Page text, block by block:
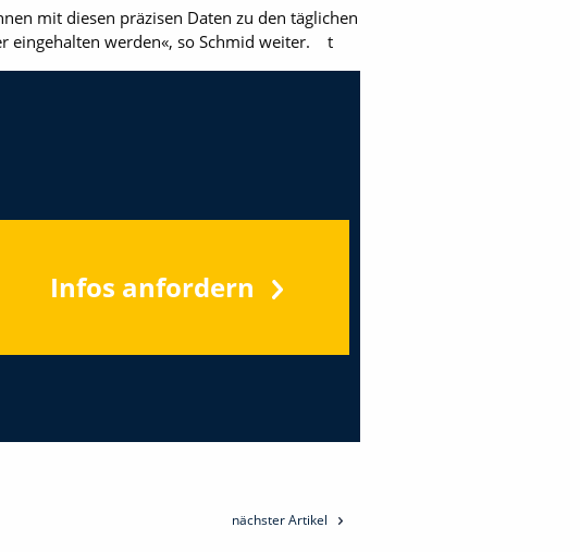
mit diesen präzisen Daten zu den täglichen
eingehalten werden«, so Schmid weiter. t
Infos anfordern
nächster Artikel